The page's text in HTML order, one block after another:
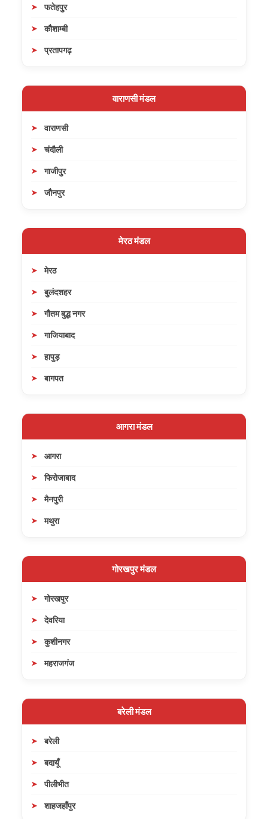
फतेहपुर
कौशाम्बी
प्रतापगढ़
वाराणसी मंडल
वाराणसी
चंदौली
गाजीपुर
जौनपुर
मेरठ मंडल
मेरठ
बुलंदशहर
गौतम बुद्ध नगर
गाजियाबाद
हापुड़
बागपत
आगरा मंडल
आगरा
फिरोजाबाद
मैनपुरी
मथुरा
गोरखपुर मंडल
गोरखपुर
देवरिया
कुशीनगर
महराजगंज
बरेली मंडल
बरेली
बदायूँ
पीलीभीत
शाहजहाँपुर